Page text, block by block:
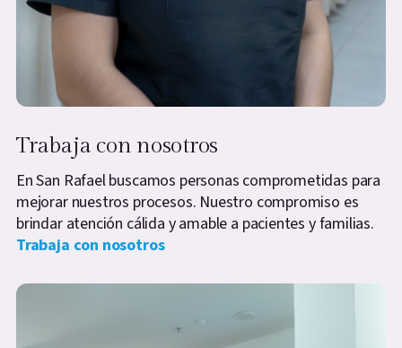
Trabaja con nosotros
En San Rafael buscamos personas comprometidas para
mejorar nuestros procesos. Nuestro compromiso es
brindar atención cálida y amable a pacientes y familias.
Trabaja con nosotros